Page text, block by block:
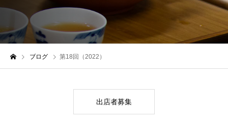
ブログ 第18回（2022）
出店者募集